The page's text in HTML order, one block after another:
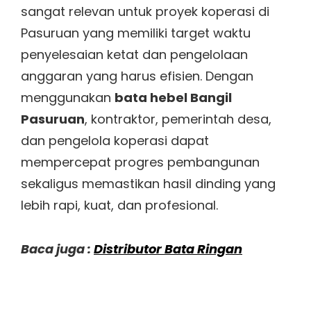
sangat relevan untuk proyek koperasi di
Pasuruan yang memiliki target waktu
penyelesaian ketat dan pengelolaan
anggaran yang harus efisien. Dengan
menggunakan bata hebel Bangil
Pasuruan, kontraktor, pemerintah desa,
dan pengelola koperasi dapat
mempercepat progres pembangunan
sekaligus memastikan hasil dinding yang
lebih rapi, kuat, dan profesional.
Baca juga : Distributor Bata Ringan